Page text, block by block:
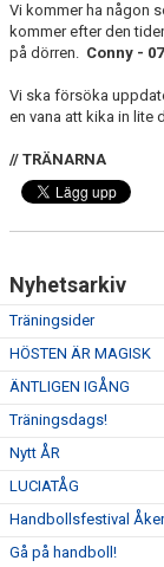
Vi kommer ha någon
kommer efter den
på dörren. Conny -
Vi ska försöka
en vana att kika in lite
// TRÄNARNA
Nyhetsarkiv
Träningsider
HÖSTEN ÄR MAGISK
ÄNTLIGEN IGÅNG
Träningsdags!
Nytt ÅR
LUCIATÅG
Handbollsfestival
Gå på handboll!